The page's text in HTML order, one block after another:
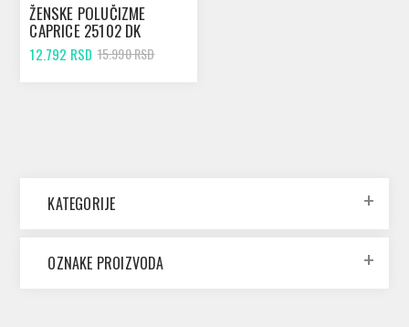
ŽENSKE POLUČIZME
CAPRICE 25102 DK
BROWN COMB
12.792 RSD 15.990 RSD
KATEGORIJE
OZNAKE PROIZVODA